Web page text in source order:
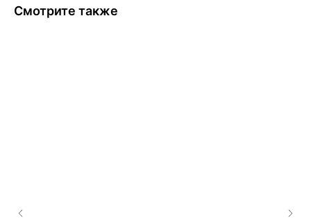
Смотрите также